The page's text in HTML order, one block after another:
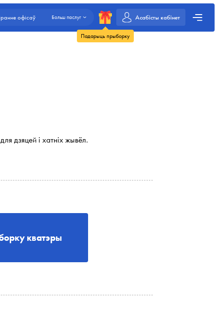
офісаў Больш паслуг
Падарыць прыборку
Асабісты кабінет
дзяцей і хатніх жывёл.
кватэры